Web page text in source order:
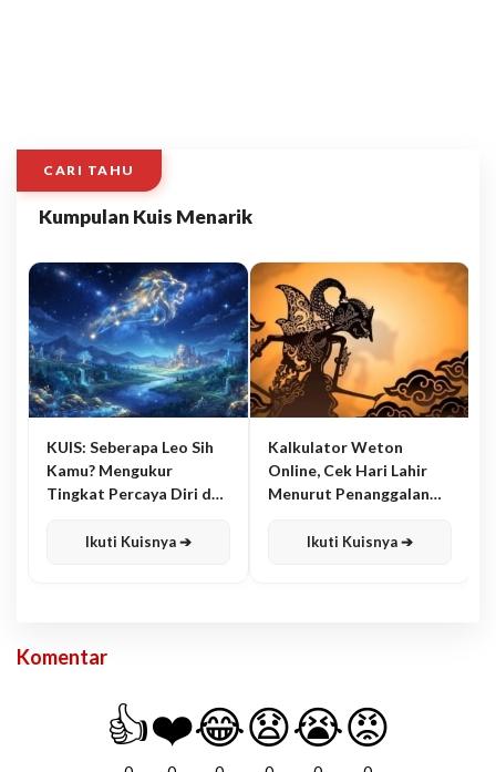
CARI TAHU
Kumpulan Kuis Menarik
KUIS: Seberapa Leo Sih
Kamu? Mengukur
Tingkat Percaya Diri dan
Ikuti Kuisnya ➔
Kalkulator Weton
Online, Cek Hari Lahir
Menurut Penanggalan
Ikuti Kuisnya ➔
Komentar
👍❤️😂😧😭😡